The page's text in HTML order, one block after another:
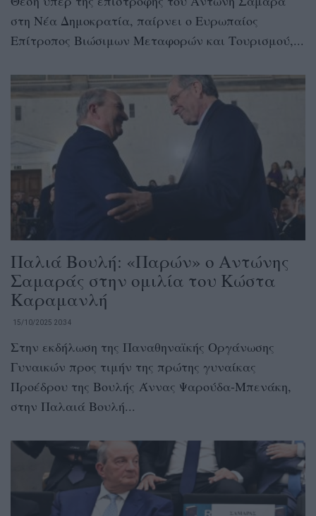
στη Νέα Δημοκρατία, παίρνει ο Ευρωπαίος
Επίτροπος Βιώσιμων Μεταφορών και Τουρισμού,...
Παλιά Βουλή: «Παρών» ο Αντώνης
Σαμαράς στην ομιλία του Κώστα
Καραμανλή
15/10/2025 20:34
Στην εκδήλωση της Παναθηναϊκής Οργάνωσης
Γυναικών προς τιμήν της πρώτης γυναίκας
Προέδρου της Βουλής Άννας Ψαρούδα-Μπενάκη,
στην Παλαιά Βουλή...